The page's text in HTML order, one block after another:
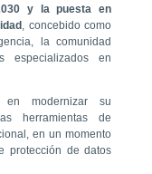
y la puesta en
, concebido como
la comunidad
especializados en
modernizar su
herramientas de
en un momento
protección de datos